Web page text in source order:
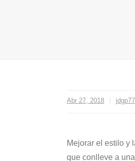
Abr 27, 2018 jdgp77
Mejorar el estilo y
que conlleve a